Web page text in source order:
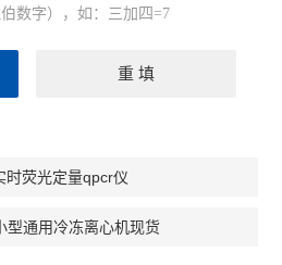
数字），如：三加四=7
时荧光定量qpcr仪
型通用冷冻离心机现货